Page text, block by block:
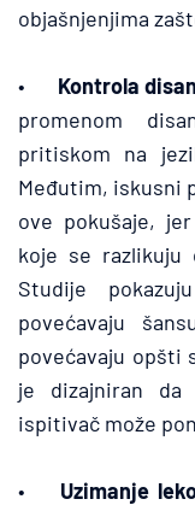
objašnjenjima
Kontrola
promenom
pritiskom na
Međutim, iskusni
ove pokušaje,
koje se razlikuju
Studije
povećavaju
povećavaju opšti
je dizajniran da
ispitivač može
Uzimanje